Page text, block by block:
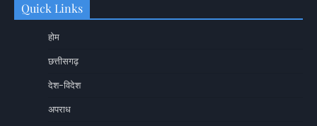
Quick Links
होम
छत्तीसगढ़
देश-विदेश
अपराध